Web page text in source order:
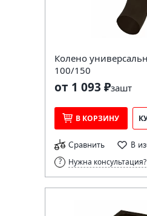
Колено
100/150
от 1 093 ₽зашт
В КОРЗИНУ
Сравнить В
Нужна консультация?